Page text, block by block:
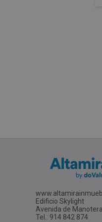
Edificio Skylight
Avenida de
Tel.: 914 842 874